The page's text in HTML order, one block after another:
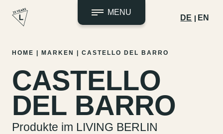
Zum
springen
MENU
DE EN
HOME MARKEN CASTELLO DEL BARRO
CASTELLO
DEL BARRO
Produkte im LIVING BERLIN